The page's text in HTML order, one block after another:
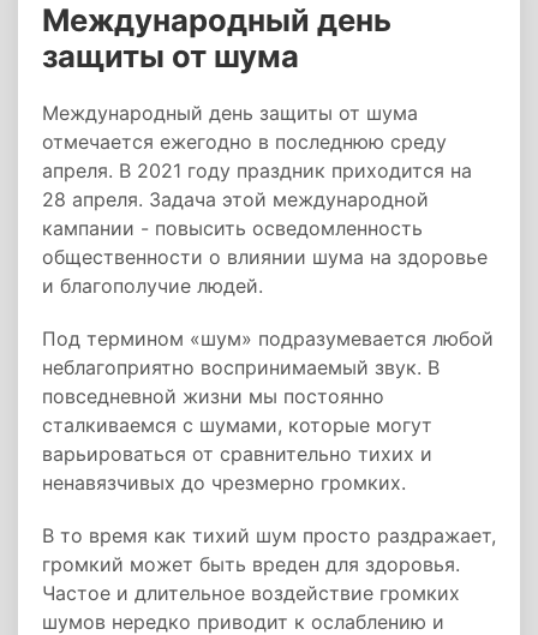
Международный день
защиты от шума
Международный день защиты от шума
отмечается ежегодно в последнюю среду
апреля. В 2021 году праздник приходится на
28 апреля. Задача этой международной
кампании - повысить осведомленность
общественности о влиянии шума на здоровье
и благополучие людей.
Под термином «шум» подразумевается любой
неблагоприятно воспринимаемый звук. В
повседневной жизни мы постоянно
сталкиваемся с шумами, которые могут
варьироваться от сравнительно тихих и
ненавязчивых до чрезмерно громких.
В то время как тихий шум просто раздражает,
громкий может быть вреден для здоровья.
Частое и длительное воздействие громких
шумов нередко приводит к ослаблению и